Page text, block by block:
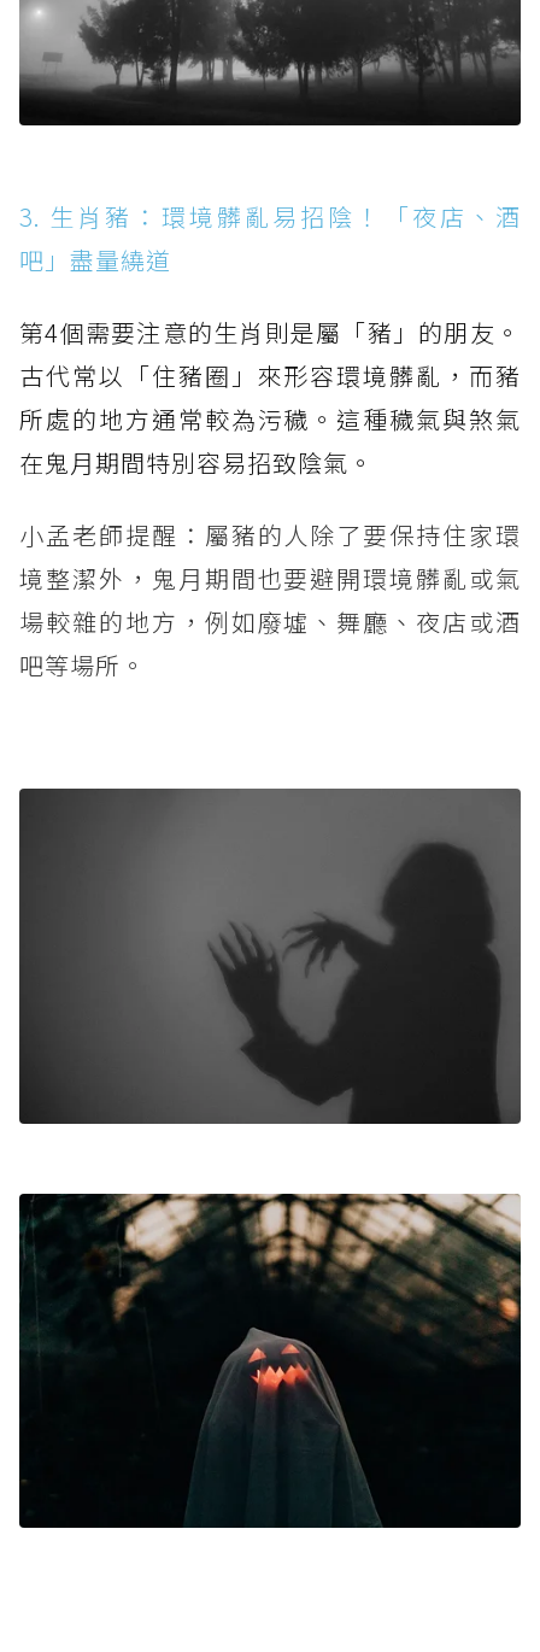
3. 生肖豬：環境髒亂易招陰！「夜店、酒
吧」盡量繞道
第4個需要注意的生肖則是屬「豬」的朋友。
古代常以「住豬圈」來形容環境髒亂，而豬
所處的地方通常較為污穢。這種穢氣與煞氣
在鬼月期間特別容易招致陰氣。
小孟老師提醒：屬豬的人除了要保持住家環
境整潔外，鬼月期間也要避開環境髒亂或氣
場較雜的地方，例如廢墟、舞廳、夜店或酒
吧等場所。